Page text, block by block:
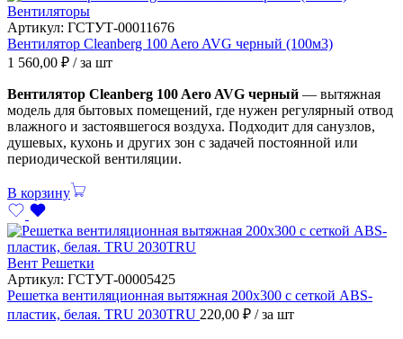
Вентиляторы
Артикул: ГСТУТ-00011676
Вентилятор Cleanberg 100 Aero AVG черный (100м3)
1 560,00 ₽ / за шт
Вентилятор Cleanberg 100 Aero AVG черный — вытяжная
модель для бытовых помещений, где нужен регулярный отвод
влажного и застоявшегося воздуха. Подходит для санузлов,
душевых, кухонь и других зон с задачей постоянной или
периодической вентиляции.
В корзину
Вент Решетки
Артикул: ГСТУТ-00005425
Решетка вентиляционная вытяжная 200х300 с сеткой ABS-
пластик, белая. TRU 2030TRU 220,00 ₽ / за шт